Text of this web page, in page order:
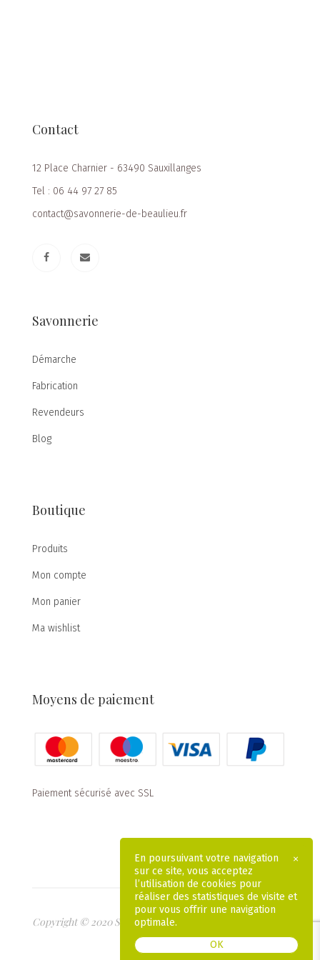
Contact
12 Place Charnier - 63490 Sauxillanges
Tel : 06 44 97 27 85
contact@savonnerie-de-beaulieu.fr
Savonnerie
Démarche
Fabrication
Revendeurs
Blog
Boutique
Produits
Mon compte
Mon panier
Ma wishlist
Moyens de paiement
Paiement sécurisé avec SSL
Copyright © 2020 Savonnerie de Beaulieu
MENTIONS LÉGALES CGV
×
En poursuivant votre navigation
sur ce site, vous acceptez
l’utilisation de cookies pour
réaliser des statistiques de visite et
pour vous offrir une navigation
optimale.
OK